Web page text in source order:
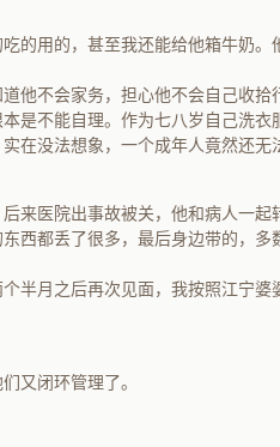
的用的，甚至我还能给他箱牛奶。
他不会家务，担心他不会自己收拾
是不能自理。作为七八岁自己洗衣
在没法想象，一个成年人竟然还无
来医院出事故被关，他和病人一起
西都丢了很多，最后身边带的，多
半月之后再次见面，我按照江宁婆
又闭环管理了。